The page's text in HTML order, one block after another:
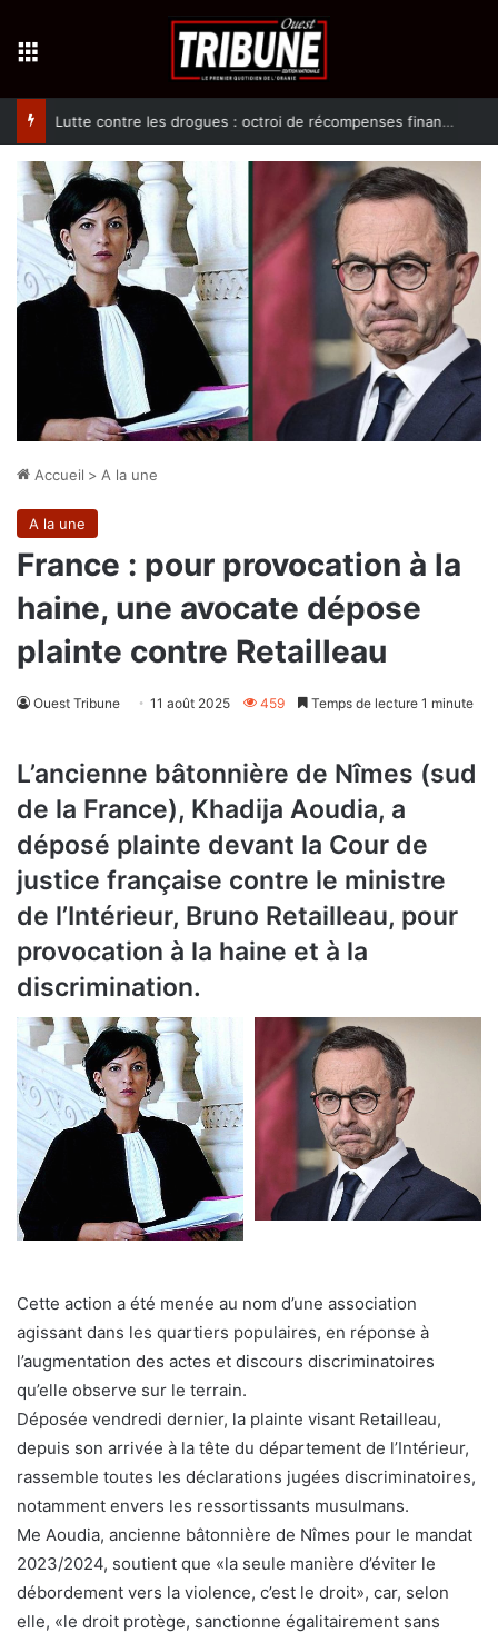
Lutte contre les drogues : octroi de récompenses financières aux dénonciateurs de trafiquants
Accueil > A la une
A la une
France : pour provocation à la
haine, une avocate dépose
plainte contre Retailleau
Ouest Tribune 11 août 2025 459 Temps de lecture 1 minute
L’ancienne bâtonnière de Nîmes (sud
de la France), Khadija Aoudia, a
déposé plainte devant la Cour de
justice française contre le ministre
de l’Intérieur, Bruno Retailleau, pour
provocation à la haine et à la
discrimination.
Cette action a été menée au nom d’une association
agissant dans les quartiers populaires, en réponse à
l’augmentation des actes et discours discriminatoires
qu’elle observe sur le terrain.
Déposée vendredi dernier, la plainte visant Retailleau,
depuis son arrivée à la tête du département de l’Intérieur,
rassemble toutes les déclarations jugées discriminatoires,
notamment envers les ressortissants musulmans.
Me Aoudia, ancienne bâtonnière de Nîmes pour le mandat
2023/2024, soutient que «la seule manière d’éviter le
débordement vers la violence, c’est le droit», car, selon
elle, «le droit protège, sanctionne égalitairement sans